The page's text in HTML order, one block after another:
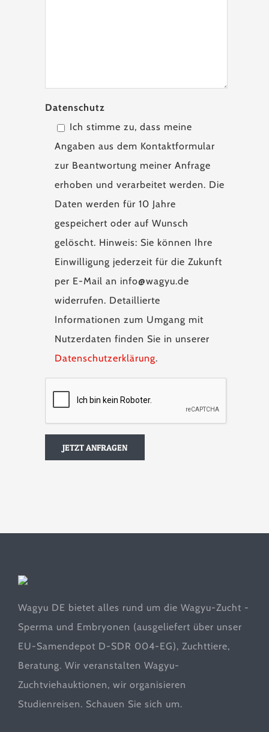
Datenschutz
Ich stimme zu, dass meine
Angaben aus dem Kontaktformular
zur Beantwortung meiner Anfrage
erhoben und verarbeitet werden. Die
Daten werden für 10 Jahre
gespeichert oder auf Wunsch
gelöscht. Hinweis: Sie können Ihre
Einwilligung jederzeit für die Zukunft
per E-Mail an info@wagyu.de
widerrufen. Detaillierte
Informationen zum Umgang mit
Nutzerdaten finden Sie in unserer
Datenschutzerklärung.
Wagyu DE bietet alles rund um die Wagyu-Zucht -
Sperma und Embryonen (ausgeliefert über unser
EU-Samendepot D-SDR 004-EG), Zuchttiere,
Beratung. Wir veranstalten Wagyu-
Zuchtviehauktionen, wir organisieren
Studienreisen. Schauen Sie sich um.